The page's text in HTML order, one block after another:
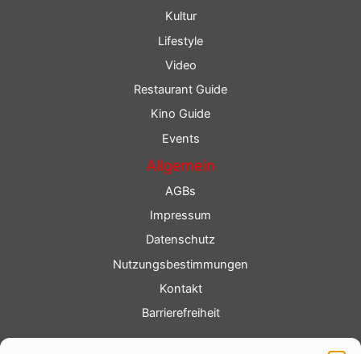
Kultur
Lifestyle
Video
Restaurant Guide
Kino Guide
Events
Allgemein
AGBs
Impressum
Datenschutz
Nutzungsbestimmungen
Kontakt
Barrierefreiheit